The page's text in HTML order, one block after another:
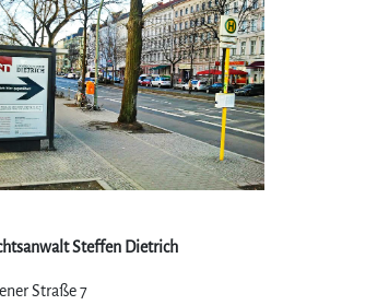
Steffen Dietrich
Straße 7